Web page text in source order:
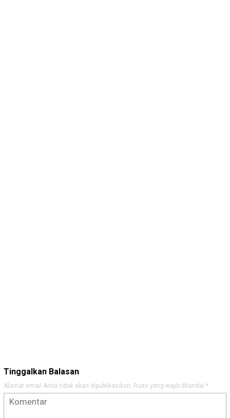
Tinggalkan Balasan
Alamat email Anda tidak akan dipublikasikan. Ruas yang wajib ditandai *